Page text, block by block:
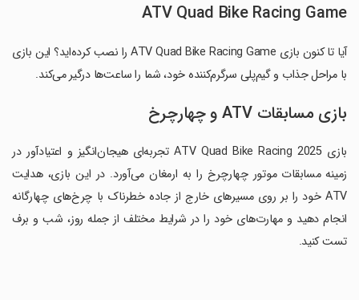
ATV Quad Bike Racing Game
آیا تا کنون بازی ATV Quad Bike Racing Game را نصب کرده‌اید؟ این بازی
با مراحل جذاب و گیم‌پلی سرگرم‌کننده خود، شما را ساعت‌ها درگیر می‌کند.
بازی مسابقات ATV و چهارچرخ
بازی ATV Quad Bike Racing 2025 تجربه‌ای هیجان‌انگیز و اعتیادآور در
زمینه مسابقات موتور چهارچرخ را به ارمغان می‌آورد. در این بازی، هدایت
ATV خود را بر روی مسیرهای خارج از جاده خطرناک با چرخ‌های چهارگانه
انجام دهید و مهارت‌های خود را در شرایط مختلف از جمله روز، شب و برف
تست کنید.